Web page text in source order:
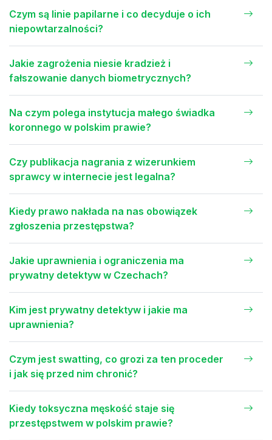
Czym są linie papilarne i co decyduje o ich
niepowtarzalności?
Jakie zagrożenia niesie kradzież i
fałszowanie danych biometrycznych?
Na czym polega instytucja małego świadka
koronnego w polskim prawie?
Czy publikacja nagrania z wizerunkiem
sprawcy w internecie jest legalna?
Kiedy prawo nakłada na nas obowiązek
zgłoszenia przestępstwa?
Jakie uprawnienia i ograniczenia ma
prywatny detektyw w Czechach?
Kim jest prywatny detektyw i jakie ma
uprawnienia?
Czym jest swatting, co grozi za ten proceder
i jak się przed nim chronić?
Kiedy toksyczna męskość staje się
przestępstwem w polskim prawie?